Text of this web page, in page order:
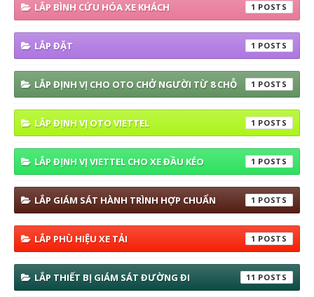
LẮP BÌNH CỨU HÓA XE KHÁCH 1
LẮP ĐẶT 1
LẮP ĐỊNH VỊ CHO OTO CHỞ NGƯỜI TỪ 8 CHỖ 1
LẮP ĐỊNH VỊ OTO VIETTEL 1
LẮP ĐỊNH VỊ VIETTEL CHO XE ĐẦU KÉO 1
LẮP GIÁM SÁT HÀNH TRÌNH HỢP CHUẨN 1
LẮP PHÙ HIỆU XE TẢI 1
LẮP THIẾT BỊ GIÁM SÁT ĐƯỜNG ĐI 11